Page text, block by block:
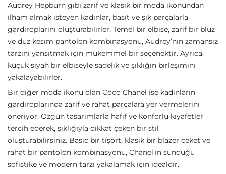
Audrey Hepburn gibi zarif ve klasik bir moda ikonundan
ilham almak isteyen kadınlar, basit ve şık parçalarla
gardıroplarını oluşturabilirler. Temel bir elbise, zarif bir bluz
ve düz kesim pantolon kombinasyonu, Audrey’nin zamansız
tarzını yansıtmak için mükemmel bir seçenektir. Ayrıca,
küçük siyah bir elbiseyle sadelik ve şıklığın birleşimini
yakalayabilirler.
Bir diğer moda ikonu olan Coco Chanel ise kadınların
gardıroplarında zarif ve rahat parçalara yer vermelerini
öneriyor. Özgün tasarımlarla hafif ve konforlu kıyafetler
tercih ederek, şıklığıyla dikkat çeken bir stil
oluşturabilirsiniz. Basic bir tişört, klasik bir blazer ceket ve
rahat bir pantolon kombinasyonu, Chanel’in sunduğu
sofistike ve modern tarzı yakalamak için idealdir.